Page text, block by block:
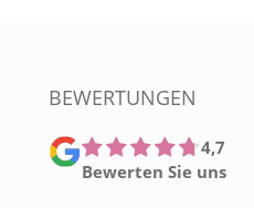
BEWERTUNGEN
4,7
Bewerten Sie uns